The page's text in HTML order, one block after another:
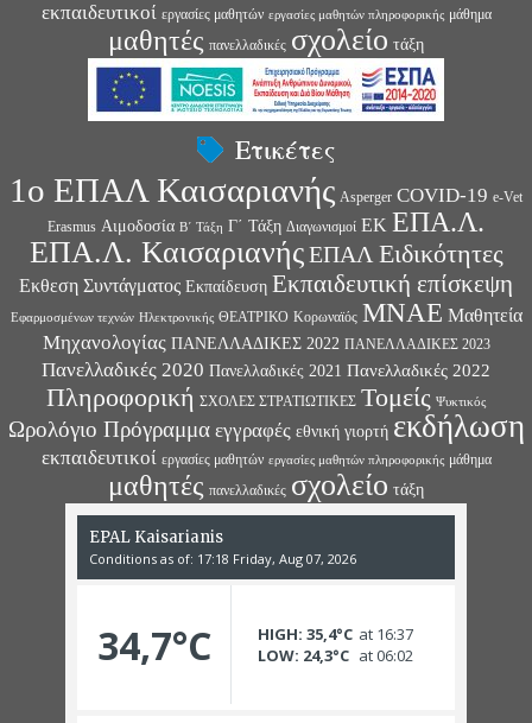
εκπαιδευτικοί εργασίες μαθητών εργασίες μαθητών πληροφορικής μάθημα
μαθητές πανελλαδικές σχολείο τάξη
Ετικέτες
1ο ΕΠΑΛ Καισαριανής Asperger COVID-19 e-Vet
Erasmus Αιμοδοσία Β΄ Τάξη Γ΄ Τάξη Διαγωνισμοί ΕΚ ΕΠΑ.Λ.
ΕΠΑ.Λ. Καισαριανής ΕΠΑΛ Ειδικότητες
Εκθεση Συντάγματος Εκπαίδευση Εκπαιδευτική επίσκεψη
Εφαρμοσμένων τεχνών Ηλεκτρονικής ΘΕΑΤΡΙΚΟ Κορωναϊός ΜΝΑΕ Μαθητεία
Μηχανολογίας ΠΑΝΕΛΛΑΔΙΚΕΣ 2022 ΠΑΝΕΛΛΑΔΙΚΕΣ 2023
Πανελλαδικές 2020 Πανελλαδικές 2021 Πανελλαδικές 2022
Πληροφορική ΣΧΟΛΕΣ ΣΤΡΑΤΙΩΤΙΚΕΣ Τομείς Ψυκτικός
Ωρολόγιο Πρόγραμμα εγγραφές εθνική γιορτή εκδήλωση
εκπαιδευτικοί εργασίες μαθητών εργασίες μαθητών πληροφορικής μάθημα
μαθητές πανελλαδικές σχολείο τάξη